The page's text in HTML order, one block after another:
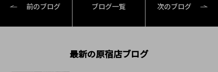
前のブログ ブログ一覧 次のブログ
最新の原宿店ブログ